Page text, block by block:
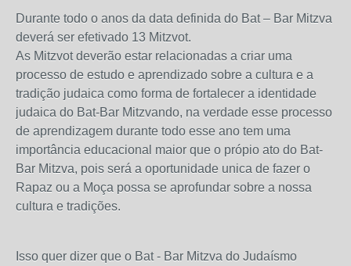
Durante todo o anos da data definida do Bat – Bar Mitzva
deverá ser efetivado 13 Mitzvot.
As Mitzvot deverão estar relacionadas a criar uma
processo de estudo e aprendizado sobre a cultura e a
tradição judaica como forma de fortalecer a identidade
judaica do Bat-Bar Mitzvando, na verdade esse processo
de aprendizagem durante todo esse ano tem uma
importância educacional maior que o própio ato do Bat-
Bar Mitzva, pois será a oportunidade unica de fazer o
Rapaz ou a Moça possa se aprofundar sobre a nossa
cultura e tradições.
Isso quer dizer que o Bat - Bar Mitzva do Judaísmo